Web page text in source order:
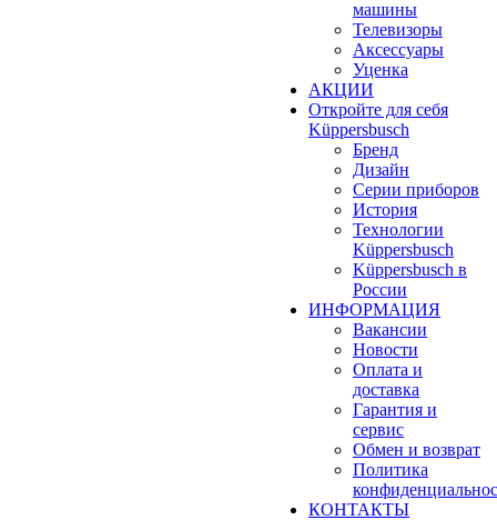
машины
Телевизоры
Аксессуары
Уценка
АКЦИИ
Откройте для себя
Küppersbusch
Бренд
Дизайн
Серии приборов
История
Технологии
Küppersbusch
Küppersbusch в
России
ИНФОРМАЦИЯ
Вакансии
Новости
Оплата и
доставка
Гарантия и
сервис
Обмен и возврат
Политика
КОНТАКТЫ